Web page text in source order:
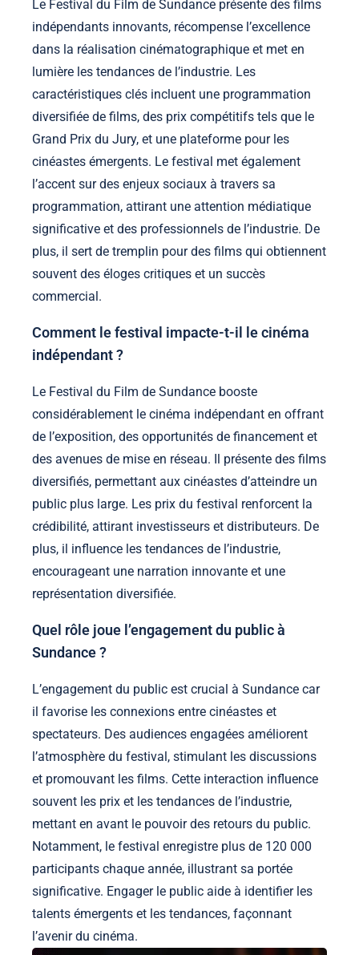
Le Festival du Film de Sundance présente des films
indépendants innovants, récompense l’excellence
dans la réalisation cinématographique et met en
lumière les tendances de l’industrie. Les
caractéristiques clés incluent une programmation
diversifiée de films, des prix compétitifs tels que le
Grand Prix du Jury, et une plateforme pour les
cinéastes émergents. Le festival met également
l’accent sur des enjeux sociaux à travers sa
programmation, attirant une attention médiatique
significative et des professionnels de l’industrie. De
plus, il sert de tremplin pour des films qui obtiennent
souvent des éloges critiques et un succès
commercial.
Comment le festival impacte-t-il le cinéma
indépendant ?
Le Festival du Film de Sundance booste
considérablement le cinéma indépendant en offrant
de l’exposition, des opportunités de financement et
des avenues de mise en réseau. Il présente des films
diversifiés, permettant aux cinéastes d’atteindre un
public plus large. Les prix du festival renforcent la
crédibilité, attirant investisseurs et distributeurs. De
plus, il influence les tendances de l’industrie,
encourageant une narration innovante et une
représentation diversifiée.
Quel rôle joue l’engagement du public à
Sundance ?
L’engagement du public est crucial à Sundance car
il favorise les connexions entre cinéastes et
spectateurs. Des audiences engagées améliorent
l’atmosphère du festival, stimulant les discussions
et promouvant les films. Cette interaction influence
souvent les prix et les tendances de l’industrie,
mettant en avant le pouvoir des retours du public.
Notamment, le festival enregistre plus de 120 000
participants chaque année, illustrant sa portée
significative. Engager le public aide à identifier les
talents émergents et les tendances, façonnant
l’avenir du cinéma.